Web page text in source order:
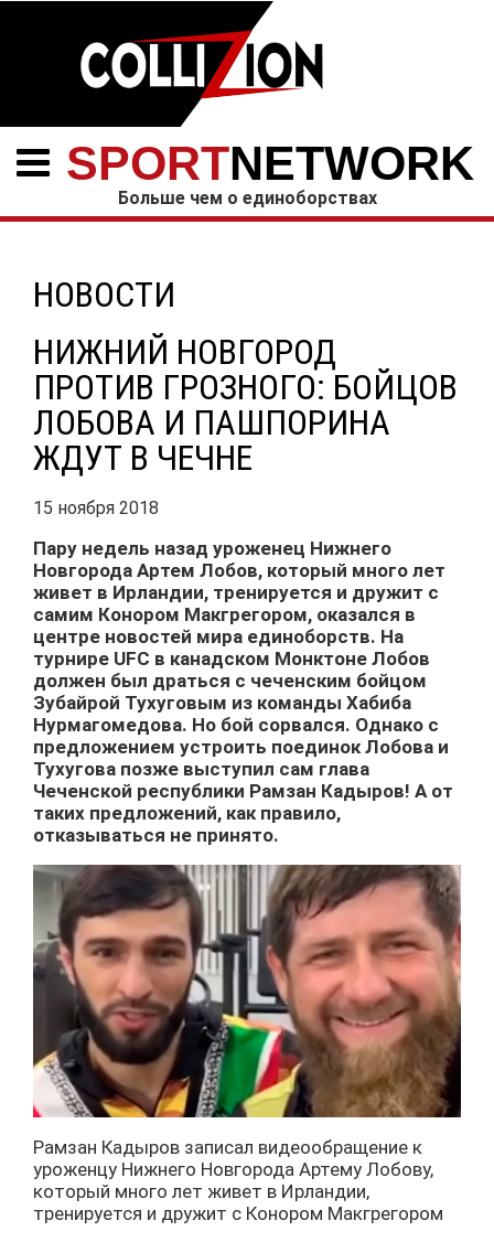
SPORTNETWORK
Больше чем о единоборствах
НОВОСТИ
НИЖНИЙ НОВГОРОД
ПРОТИВ ГРОЗНОГО: БОЙЦОВ
ЛОБОВА И ПАШПОРИНА
ЖДУТ В ЧЕЧНЕ
15 ноября 2018
Пару недель назад уроженец Нижнего
Новгорода Артем Лобов, который много лет
живет в Ирландии, тренируется и дружит с
самим Конором Макгрегором, оказался в
центре новостей мира единоборств. На
турнире UFC в канадском Монктоне Лобов
должен был драться с чеченским бойцом
Зубайрой Тухуговым из команды Хабиба
Нурмагомедова. Но бой сорвался. Однако с
предложением устроить поединок Лобова и
Тухугова позже выступил сам глава
Чеченской республики Рамзан Кадыров! А от
таких предложений, как правило,
отказываться не принято.
Рамзан Кадыров записал видеообращение к
уроженцу Нижнего Новгорода Артему Лобову,
который много лет живет в Ирландии,
тренируется и дружит с Конором Макгрегором